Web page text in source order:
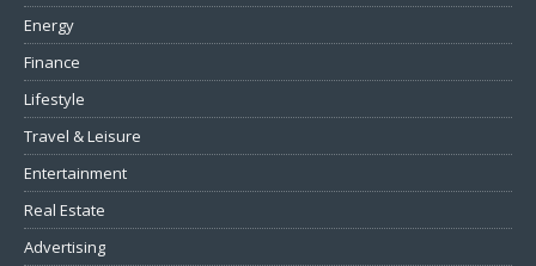
Energy
Finance
Lifestyle
Travel & Leisure
Entertainment
Real Estate
Advertising